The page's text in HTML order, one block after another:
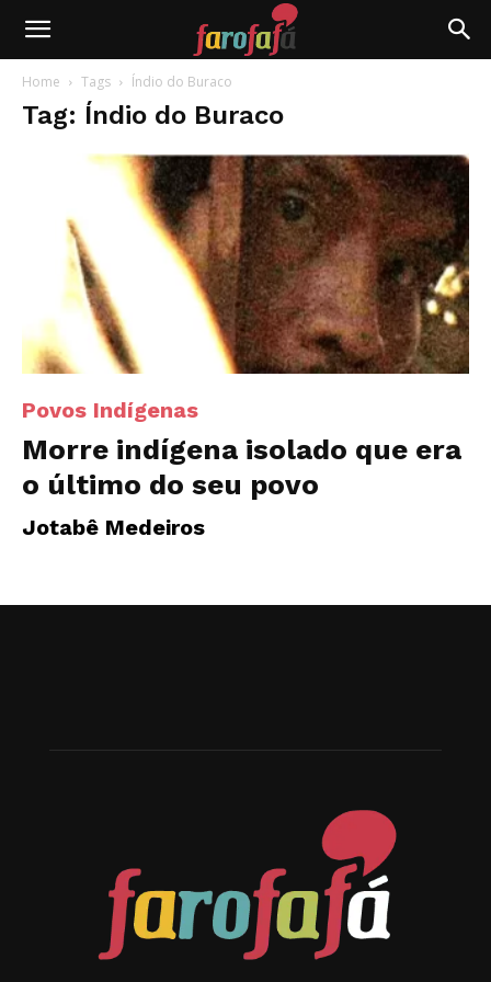
Farofafá
Home Tags Índio do Buraco
Tag: Índio do Buraco
Povos Indígenas
Morre indígena isolado que era
o último do seu povo
Jotabê Medeiros